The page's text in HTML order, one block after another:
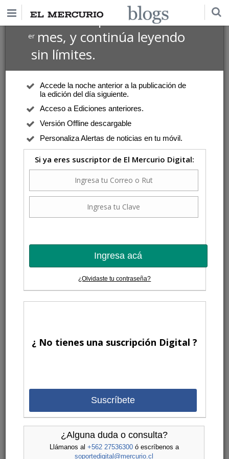
Suscríbete por $1 USD
ermes, y continúa leyendo
sin límites.
Accede la noche anterior a la publicación de
la edición del día siguiente.
Acceso a Ediciones anteriores.
Versión Offline descargable
Personaliza Alertas de noticias en tu móvil.
Si ya eres suscriptor de El Mercurio Digital:
Ingresa acá
¿Olvidaste tu contraseña?
¿ No tienes una suscripción Digital ?
Suscríbete
¿Alguna duda o consulta?
Llámanos al +562 27536300ó escríbenos a
soportedigital@mercurio.cl